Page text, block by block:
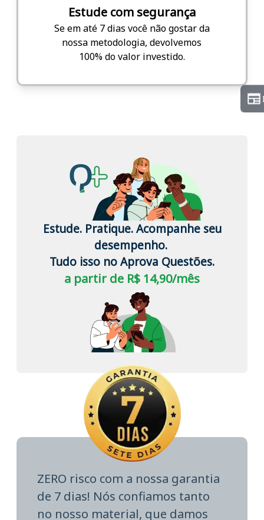
Estude com segurança
Se em até 7 dias você não gostar da
nossa metodologia, devolvemos
100% do valor investido.
Estude. Pratique. Acompanhe seu
desempenho.
Tudo isso no Aprova Questões.
a partir de R$ 14,90/mês
ZERO risco com a nossa garantia
de 7 dias! Nós confiamos tanto
no nosso material, que damos